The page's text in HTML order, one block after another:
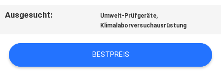
SITEMAP
Ausgesucht: Umwelt-Prüfgeräte,
Klimalaborversuchausrüstung
BESTPREIS